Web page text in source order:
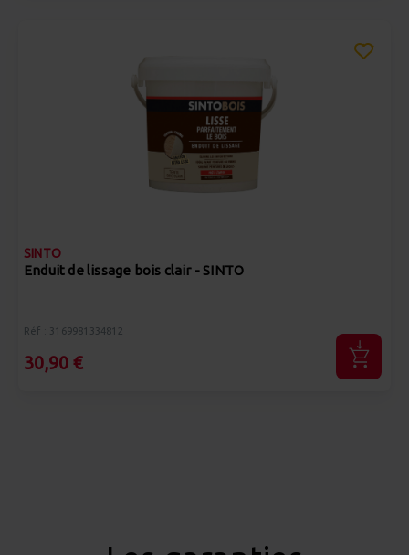
SINTO
Enduit de lissage bois clair - SINTO
Réf : 3169981334812
30,90 €